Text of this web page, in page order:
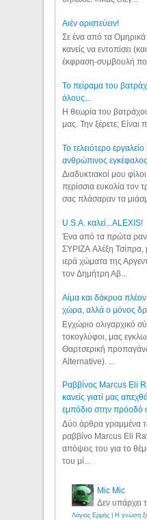
Aιέν αριστεύειν!
Σε ένα από τα Ομηρικά
κανείς να εντοπίσει
έκφραση-συμβουλή
Το πείραμα του
όλους...
Η θεωρία του βατράχου
μας. Την ξέρετε; Είναι
Το τελειότερο
ανθρώπινος
Διαδυκτιακοί μου
περίσσια ευκολία τον
σας πλάσαραν τα
U.S.A. καλεί...ALEXIS!
Ένα από τα πρώτα
ΣΥΡΙΖΑ Αλέξη Τσίπρα,
ιερά χώματα της
τον Δημήτρη Αβ...
Αίμα και δάκρυα πλέον
χώρα, αλλά ο μόνος
Εγχώριο ολιγαρχικό
τοκογλύφοι, μας
Θαρτσερική
Alternative). ...
Ραββίνος Marcus Eli
κανείς γιατί μας
εμπόδιο στην πρόοδό
Δύο άρθρα γραμμένα
ραββίνο Marcus Eli
απόψεις του για το
του μί...
Mic Mic
Δεν υπάρχει